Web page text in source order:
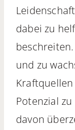
dabei zu
und zu
Potenzial
davon